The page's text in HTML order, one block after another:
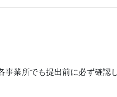
業所でも提出前に必ず確認